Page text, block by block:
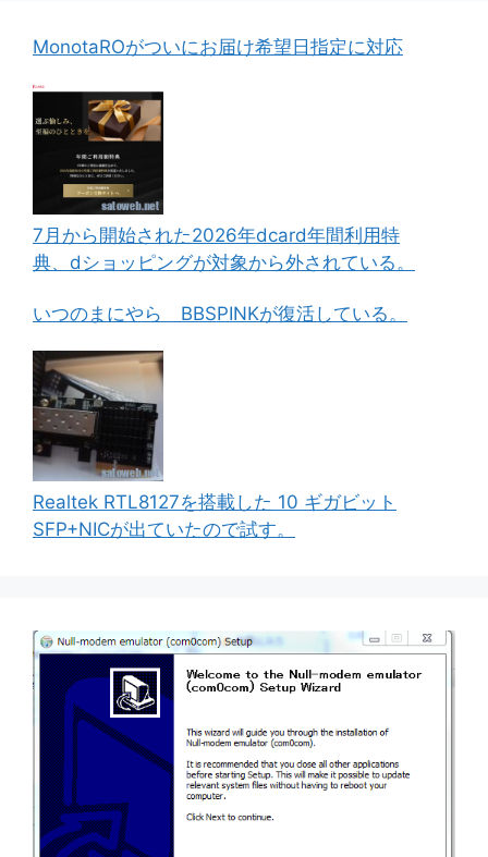
MonotaROがついにお届け希望日指定に対応
7月から開始された2026年dcard年間利用特
典、dショッピングが対象から外されている。
いつのまにやら BBSPINKが復活している。
Realtek RTL8127を搭載した 10 ギガビット
SFP+NICが出ていたので試す。